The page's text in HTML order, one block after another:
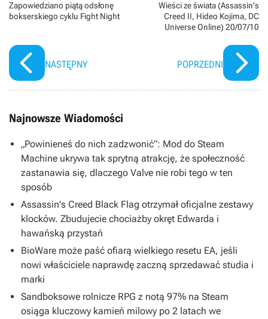
Zapowiedziano piątą odsłonę
bokserskiego cyklu Fight Night
NASTĘPNY
Wieści ze świata (Assassin's
Creed II, Hideo Kojima, DC
Universe Online) 20/07/10
POPRZEDNI
Najnowsze Wiadomości
„Powinieneś do nich zadzwonić”: Mod do Steam
Machine ukrywa tak sprytną atrakcję, że społeczność
zastanawia się, dlaczego Valve nie robi tego w ten
sposób
Assassin's Creed Black Flag otrzymał oficjalne zestawy
klocków. Zbudujecie chociażby okręt Edwarda i
hawańską przystań
BioWare może paść ofiarą wielkiego resetu EA, jeśli
nowi właściciele naprawdę zaczną sprzedawać studia i
marki
Sandboksowe rolnicze RPG z notą 97% na Steam
osiąga kluczowy kamień milowy po 2 latach we